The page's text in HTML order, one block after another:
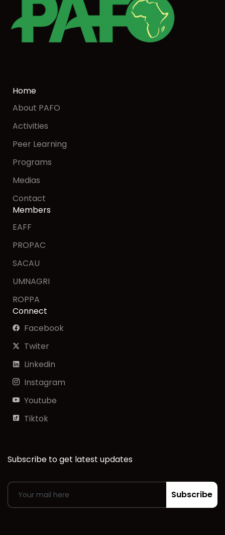
Home
About PAFO
Activities
Peer Learning
Programs
Medias
Contact
Members
EAFF
PROPAC
SACAU
UMNAGRI
ROPPA
Connect
Facebook
Twiter
Linkedin
Instagram
Youtube
Tiktok
Subscribe to get latest updates
Subscribe